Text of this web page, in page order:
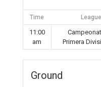
Time League
11:00
am
Primera
Ground